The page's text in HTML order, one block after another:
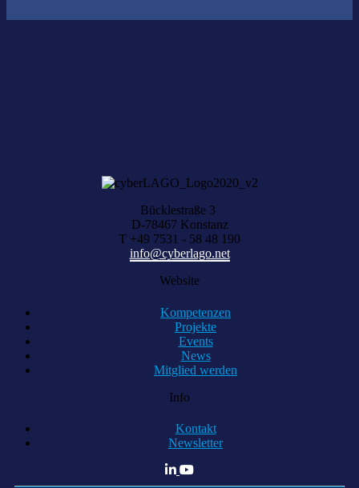
Bücklestraße 3
D-78467 Konstanz
T +49 7531 - 58 48 190
info@cyberlago.net
Website
Kompetenzen
Projekte
Events
News
Mitglied werden
Info
Kontakt
Newsletter